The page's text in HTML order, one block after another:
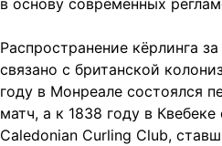
в основу современных
Распространение кёрлинга
связано с британской
году в Монреале состоялся
матч, а к 1838 году в
Caledonian Curling Club,